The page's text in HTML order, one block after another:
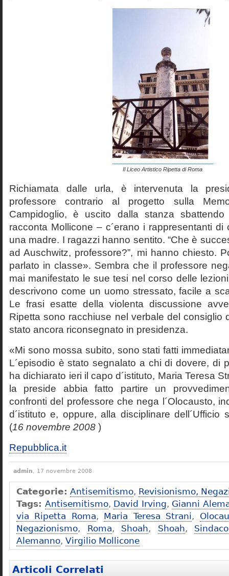
Il Liceo Artistico Ripetta di Roma
Richiamata dalle urla, è intervenuta la
professore contrario al progetto sulla
Campidoglio, è uscito dalla stanza
racconta Mollicone – c´erano i rappresentanti
una madre. I ragazzi hanno sentito. “Che è
ad Auschwitz, professore?”, mi hanno chiesto.
parlato in classe». Sembra che il professore
mai manifestato le sue tesi nel corso delle
descrivono come un uomo stressato, facile a
Le frasi esatte della violenta discussione
Ripetta sono racchiuse nel verbale del consiglio
stato ancora riconsegnato in presidenza.
«Mi sono mossa subito, sono stati fatti
L´episodio è stato segnalato a chi di dovere, di
ha dichiarato ieri il capo d´istituto, Maria Teresa
la preside abbia fatto partire un
confronti del professore che nega l´Olocausto,
d´istituto e, oppure, alla disciplinare dell´Ufficio
(16 novembre 2008 )
Repubblica.it
admin, 17 novembre 2008
Categorie: Antisemitismo, Revisionismo,
Tags: Antisemitismo, David Irving, Gianni
via Ripetta Roma, Maria Teresa Strani,
Negazionismo, Roma, Shoah, Shoah,
Alemanno, Virgilio Mollicone
Articoli Correlati